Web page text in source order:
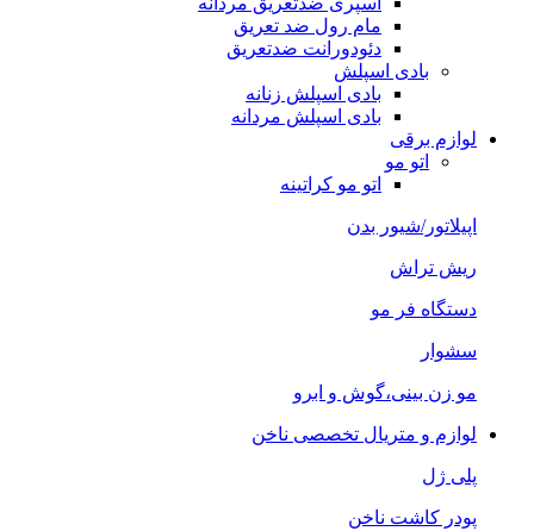
مام رول ضد تعریق
دئودورانت ضدتعریق
بادی اسپلش
بادی اسپلش زنانه
بادی اسپلش مردانه
لوازم برقی
اتو مو
اتو مو کراتینه
اپیلاتور/شیور بدن
ریش تراش
دستگاه فر مو
سشوار
مو زن بینی،گوش و ابرو
لوازم و متریال تخصصی ناخن
پلی ژل
پودر کاشت ناخن